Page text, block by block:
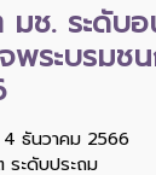
มช. ระดั
พระบรม
4 ธันวาคม 2566
ระดับประถม